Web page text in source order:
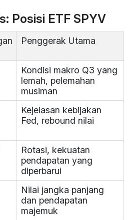
Posisi ETF SPYV
Penggerak Utama
Kondisi makro Q3 yang
lemah, pelemahan
musiman
Kejelasan kebijakan
Fed, rebound nilai
Rotasi, kekuatan
pendapatan yang
diperbarui
Nilai jangka panjang
dan pendapatan
majemuk